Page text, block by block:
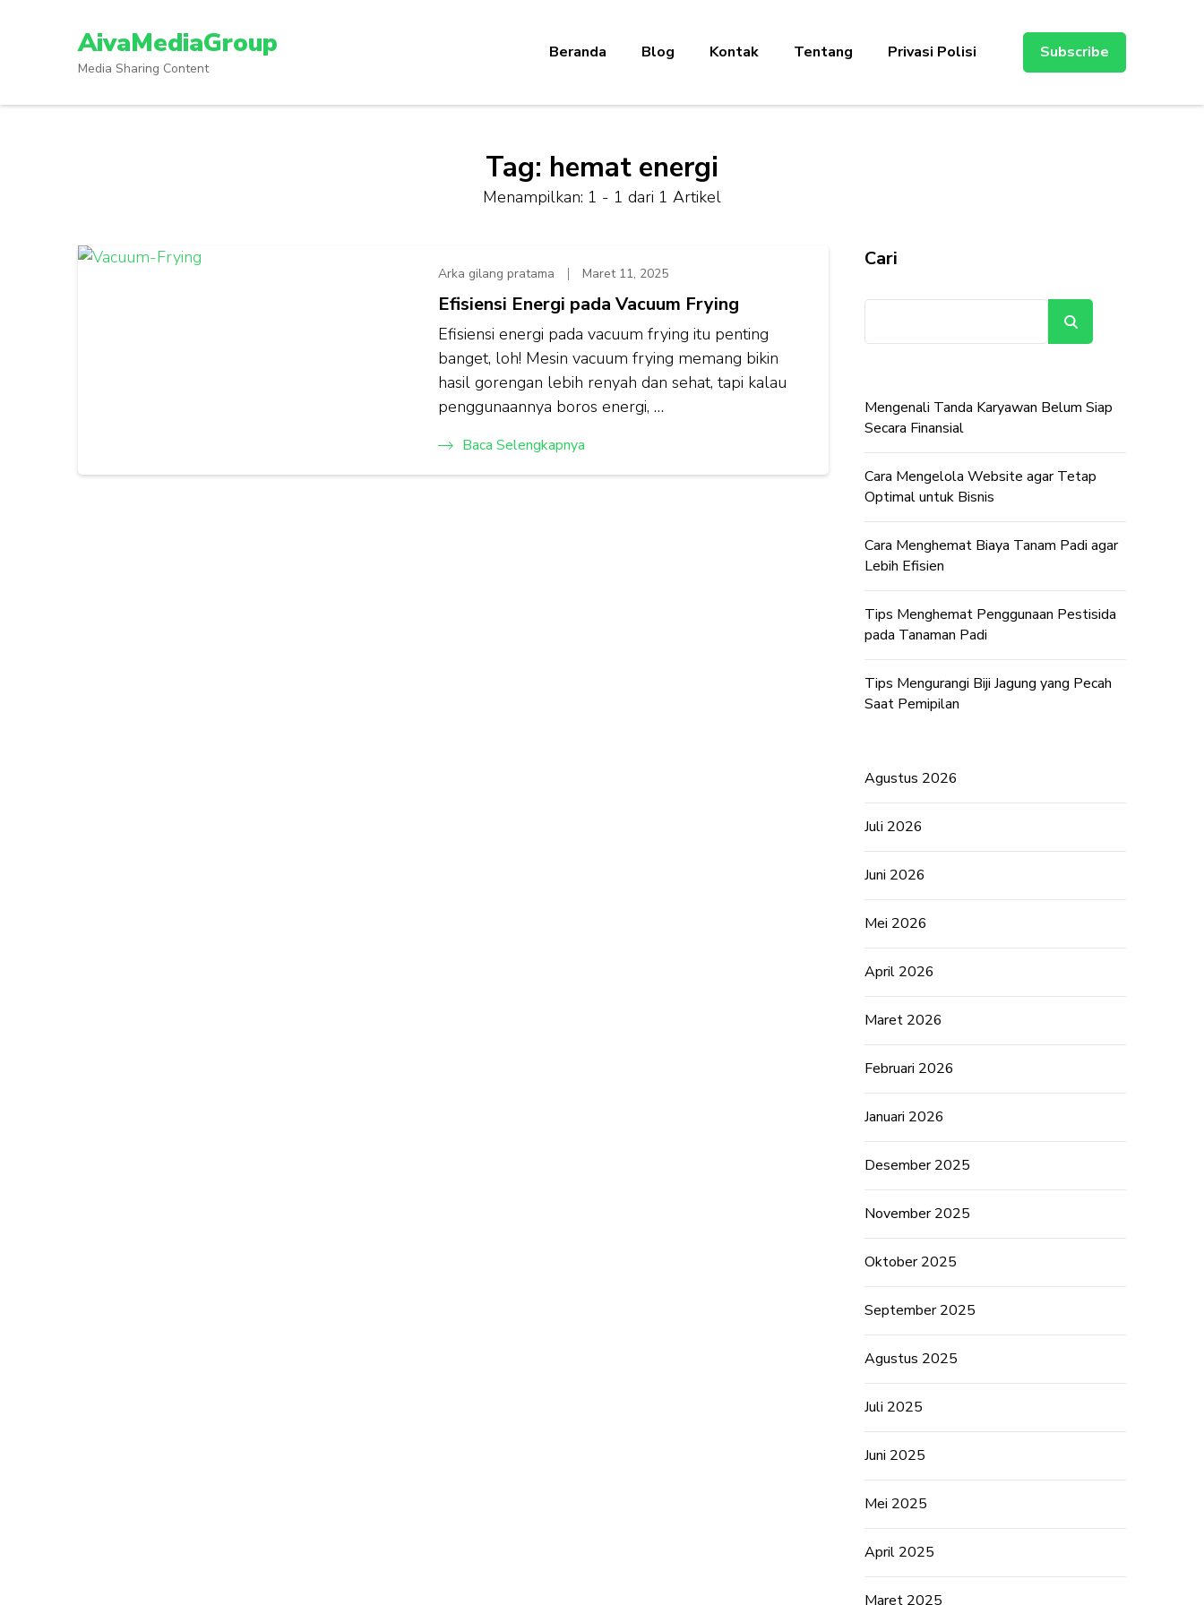
Enter)
AivaMediaGroup
Media Sharing Content
Beranda Blog Kontak Tentang Privasi Polisi Subscribe
Tag: hemat energi
Menampilkan: 1 - 1 dari 1 Artikel
Arka gilang pratama Maret 11, 2025
Efisiensi Energi pada Vacuum Frying
Efisiensi energi pada vacuum frying itu penting
banget, loh! Mesin vacuum frying memang bikin
hasil gorengan lebih renyah dan sehat, tapi kalau
penggunaannya boros energi, …
Baca Selengkapnya
Cari
Mengenali Tanda Karyawan Belum Siap
Secara Finansial
Cara Mengelola Website agar Tetap
Optimal untuk Bisnis
Cara Menghemat Biaya Tanam Padi agar
Lebih Efisien
Tips Menghemat Penggunaan Pestisida
pada Tanaman Padi
Tips Mengurangi Biji Jagung yang Pecah
Saat Pemipilan
Agustus 2026
Juli 2026
Juni 2026
Mei 2026
April 2026
Maret 2026
Februari 2026
Januari 2026
Desember 2025
November 2025
Oktober 2025
September 2025
Agustus 2025
Juli 2025
Juni 2025
Mei 2025
April 2025
Maret 2025